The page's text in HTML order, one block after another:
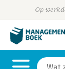
Op